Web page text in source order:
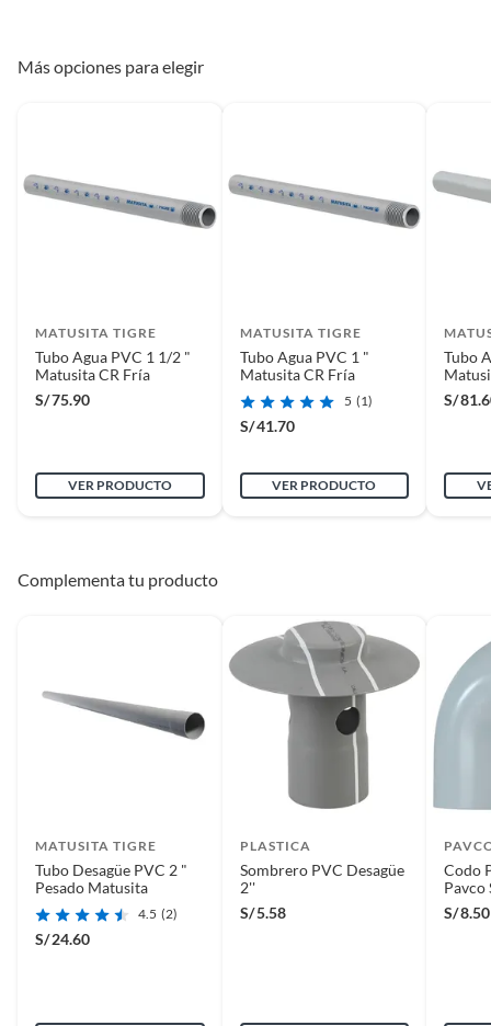
Más opciones para elegir
MATUSITA TIGRE
Tubo Agua PVC 1 1/2 "
Matusita CR Fría
S/75.90
VER PRODUCTO
MATUSITA TIGRE
Tubo Agua PVC 1 "
Matusita CR Fría
5 (1)
S/41.70
VER PRODUCTO
Tubo
S/
Complementa tu producto
MATUSITA TIGRE
Tubo Desagüe PVC 2 "
Pesado Matusita
4.5 (2)
S/24.60
PLASTICA
Sombrero PVC Desagüe
2''
S/5.58
Codo
Pavco
S/8.50